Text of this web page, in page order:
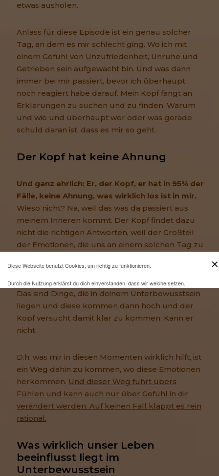
etwas ausholen.
Anlass für diese Episode ist ein genau solcher
Tag, an dem es mir schlecht ging. Wo ich mit
einem Gefühl von Unzufriedenheit, Unruhe und
Getrieben sein aufgewacht bin. Und was dann
immer bei mir passiert, bevor ich überhaupt
noch reagiert habe darauf. Mein Kopf fängt an
Erklärungen zu suchen und zu finden. Warum
und wie und überhaupt wer oder was gerade
schuld daran ist, dass es mir so geht.
Der Kopf hat keine Ahnung
Und ganz ehrlich: Er, der Kopf, er hat in 95% der
Fälle, keine Ahnung, was wirklich los ist in mir.
Wieso nicht? Na, weil das was da passiert aus
meinem Inneren kommt. Der Kopf findet dazu
nicht die richtigen Antworten, weil der Großteil
der Emotionen, die uns an einem solchen Tag zu
meisten kommen aus der Kindheit. Deswegen ja,
ist die Arbeit mit dem Inneren Kind so wichtig.
Das sind Dinge, die in deinem Unterbewusstsein
liegen und diese kommen dann hoch und der
Kopf versucht damit klar zu kommen. Kann er
nicht.
D.h. was mir in diesen Momenten wirklich hilft, ist
ein Weg dahin zu kommen, wo diese Emotionen
herkommen. Und dieser Weg führt übers
Fühlen und kann auch nur über Gefühl in dir
verändert werden. Auf keinen Fall klappt es rein
rational.
Was wirklich unser Leben
beeinflusst liegt im
Unterbewusstsein
✕
Diese Webseite benutzt Cookies, um richtig zu funktionieren.
Durch die Nutzung erklärst du dich einverstanden, dass wir welche setzen.